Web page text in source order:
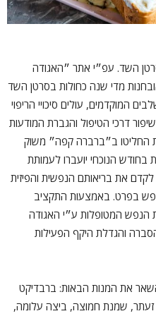
השד. עפ״י אתר ״האגודה
כ-5,000 נשים מאובחנות מדי שנה כחולות בסרטן השד
המוקדמים, עולים סיכויי הריפוי
שיפור דרכי הטיפול והגברת המודעות
החליטו ב״ברברה קפה״ משוק
כל ההכנסות בחודש הנוכחי יועברו לעמותת
את בריאותם הנפשית והפיזית
בפרט. באמצעות התקציב
הנפש המטופלות ע״י האגודה
והגדלת היקף הפעילות
את המנות הבאות: ברבדיקט
זעתר, שמנת חמוצה, ביצה עלומה,